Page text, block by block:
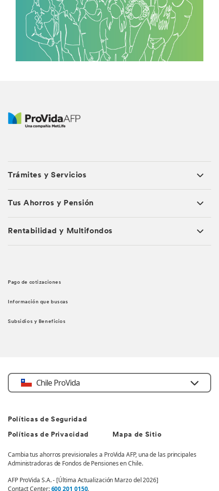
Trámites y Servicios
Tus Ahorros y Pensión
Rentabilidad y Multifondos
Pago de cotizaciones
Información que buscas
Subsidios y Beneficios
Chile ProVida
Políticas de Seguridad
Políticas de Privacidad Mapa de Sitio
Cambia tus ahorros previsionales a ProVida AFP, una de las principales
Administradoras de Fondos de Pensiones en Chile.
AFP ProVida S.A. - [Última Actualización Marzo del 2026]
Contact Center:600 201 0150.